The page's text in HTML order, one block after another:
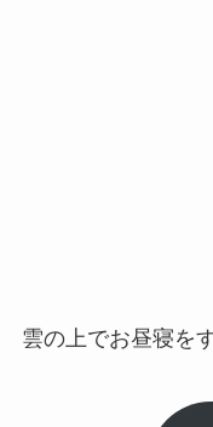
雲の上でお昼寝を